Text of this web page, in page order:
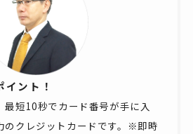
ント！
最短10秒でカード番号が手に入
のクレジットカードです。※即時